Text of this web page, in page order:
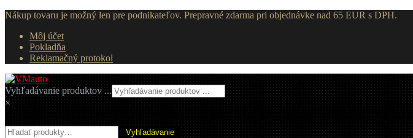
Nákup tovaru je možný len pre podnikateľov. Prepravné zdarma pri objednávke nad 65 EUR s DPH.
Môj účet
Pokladňa
Reklamačný protokol
Preskočiť
na
navigáciu
Preskočiť
na
obsah
Vyhľadávanie produktov ...
×
Hľadať: Vyhľadávanie